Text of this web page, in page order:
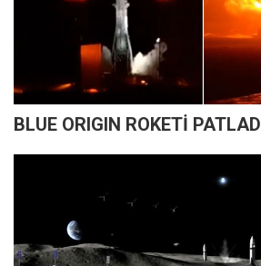
BLUE ORIGIN ROKETİ PATLADI